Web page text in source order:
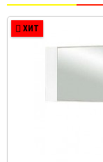
ХИТ